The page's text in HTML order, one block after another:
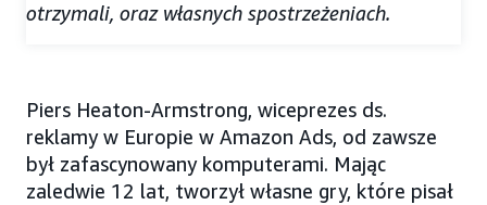
otrzymali, oraz własnych spostrzeżeniach.
Piers Heaton-Armstrong, wiceprezes ds.
reklamy w Europie w Amazon Ads, od zawsze
był zafascynowany komputerami. Mając
zaledwie 12 lat, tworzył własne gry, które pisał